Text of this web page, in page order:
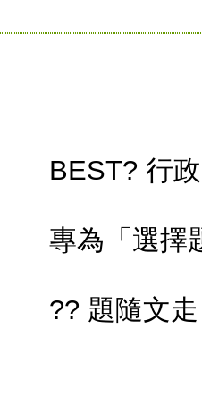
BEST? 行政
專為「選擇
?? 題隨文走